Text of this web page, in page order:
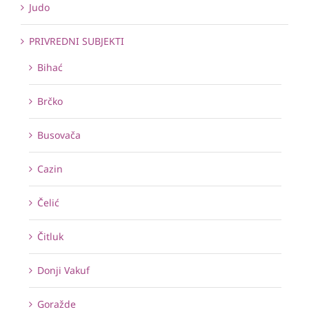
Judo
PRIVREDNI SUBJEKTI
Bihać
Brčko
Busovača
Cazin
Čelić
Čitluk
Donji Vakuf
Goražde